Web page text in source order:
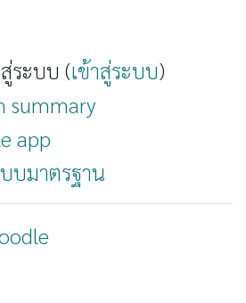
ระบบ (เข้าสู่ระบบ)
summary
app
บมาตรฐาน